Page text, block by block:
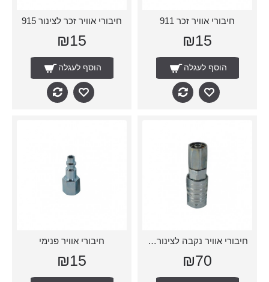
חיבורי אוויר זכר 911
₪15
הוסף לעגלה
חיבורי אוויר זכר לצינור 915
₪15
הוסף לעגלה
חיבורי אוויר נקבה לצינור 92/114
₪70
חיבורי אוויר פנימי
₪15